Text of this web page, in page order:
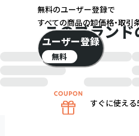
このブラン
無料のユーザー登録で
すべての商品の卸価格・取引
ユーザー登録
無料
すぐに使え